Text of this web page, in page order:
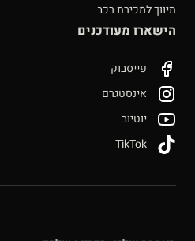
תיווך למכירת רכב
הישארו מעודכנים
פייסבוק
אינסטגרם
יוטיוב